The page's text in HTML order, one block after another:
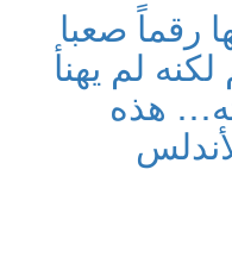
رقماً صعبا
لم يهنأ
هذه